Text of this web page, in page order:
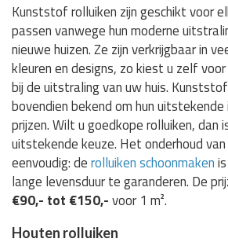
Kunststof rolluiken zijn geschikt voor
passen vanwege hun moderne
nieuwe huizen. Ze zijn verkrijgbaar in
kleuren en designs, zo kiest u zelf
bij de uitstraling van uw huis.
bovendien bekend om hun
prijzen. Wilt u goedkope rolluiken, dan
uitstekende keuze. Het onderhoud
eenvoudig: derolluiken schoonmaken
lange levensduur te garanderen. De
€90,- tot €150,-voor 1 m².
Houten rolluiken